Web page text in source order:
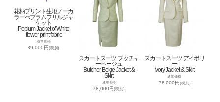
花柄プリント生地ノーカ
ラーぺプラムフリルジャ
ケット
Peplum Jacket of White
flower print fabric
通常価格
39,000円(税別)
スカートスーツ ブッチャ
ーベージュ
Butcher Beige Jacket &
Skirt
通常価格
78,000円(税別)
スカートスーツ アイボリ
ー
Ivory Jacket & Skirt
通常価格
78,000円(税別)